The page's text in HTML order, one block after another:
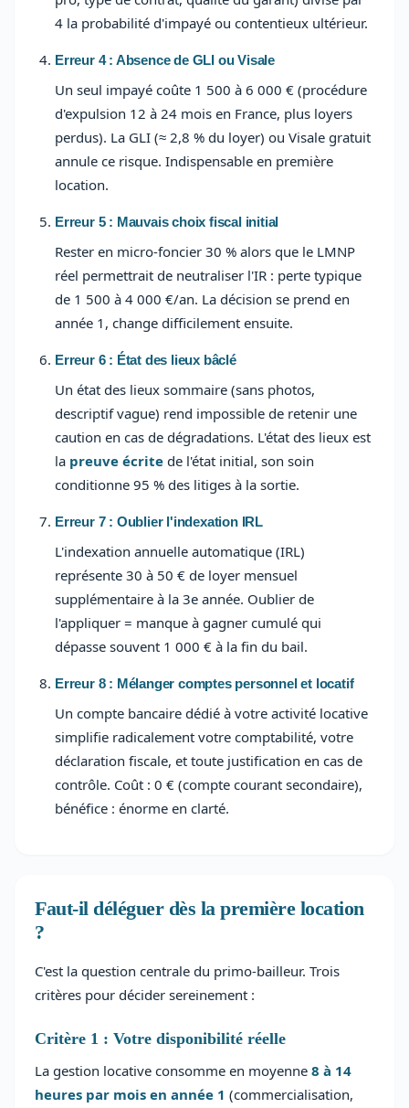
4 la probabilité d'impayé ou contentieux ultérieur.
Erreur 4 : Absence de GLI ou Visale
Un seul impayé coûte 1 500 à 6 000 € (procédure
d'expulsion 12 à 24 mois en France, plus loyers
perdus). La GLI (≈ 2,8 % du loyer) ou Visale gratuit
annule ce risque. Indispensable en première
location.
Erreur 5 : Mauvais choix fiscal initial
Rester en micro-foncier 30 % alors que le LMNP
réel permettrait de neutraliser l'IR : perte typique
de 1 500 à 4 000 €/an. La décision se prend en
année 1, change difficilement ensuite.
Erreur 6 : État des lieux bâclé
Un état des lieux sommaire (sans photos,
descriptif vague) rend impossible de retenir une
caution en cas de dégradations. L'état des lieux est
la preuve écrite de l'état initial, son soin
conditionne 95 % des litiges à la sortie.
Erreur 7 : Oublier l'indexation IRL
L'indexation annuelle automatique (IRL)
représente 30 à 50 € de loyer mensuel
supplémentaire à la 3e année. Oublier de
l'appliquer = manque à gagner cumulé qui
dépasse souvent 1 000 € à la fin du bail.
Erreur 8 : Mélanger comptes personnel et locatif
Un compte bancaire dédié à votre activité locative
simplifie radicalement votre comptabilité, votre
déclaration fiscale, et toute justification en cas de
contrôle. Coût : 0 € (compte courant secondaire),
bénéfice : énorme en clarté.
Faut-il déléguer dès la première location
?
C'est la question centrale du primo-bailleur. Trois
critères pour décider sereinement :
Critère 1 : Votre disponibilité réelle
La gestion locative consomme en moyenne 8 à 14
heures par mois en année 1 (commercialisation,